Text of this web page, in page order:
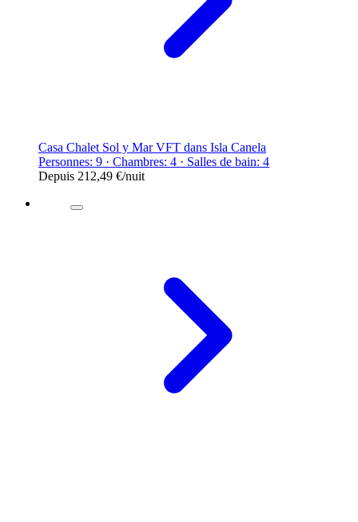
Casa Chalet Sol y Mar VFT dans Isla Canela
Personnes: 9 · Chambres: 4 · Salles de bain: 4
Depuis 212,49 €/nuit